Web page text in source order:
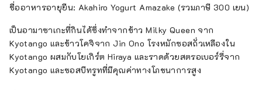
ชื่ออาหารอายุยืน: Akahiro Yogurt Amazake (รวมภาษี 300 เยน)
เป็นอามาซาเกะที่กินได้ซึ่งทำจากข้าว Milky Queen จาก
Kyotango และข้าวโคจิจาก Jin Ono โรงหมักซอสถั่วเหลืองใน
Kyotango ผสมกับโยเกิร์ต Hiraya และราดด้วยสตรอเบอร์รี่จาก
Kyotango และซอสบีทรูทที่มีคุณค่าทางโภชนาการสูง